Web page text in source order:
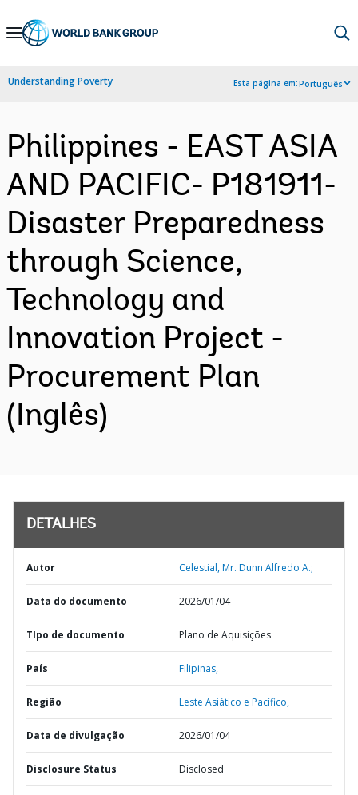
Skip
Navigation
Understanding Poverty Esta página em:Português
Philippines - EAST ASIA
AND PACIFIC- P181911-
Disaster Preparedness
through Science,
Technology and
Innovation Project -
Procurement Plan
(Inglês)
DETALHES
Autor Celestial, Mr. Dunn Alfredo A.;
Data do documento 2026/01/04
TIpo de documento Plano de Aquisições
País Filipinas,
Região Leste Asiático e Pacífico,
Data de divulgação 2026/01/04
Disclosure Status Disclosed